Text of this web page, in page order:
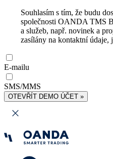
Souhlasím s tím, že budu
společnosti OANDA TMS
a služeb, např. novinek a
zasílány na kontaktní údaje,
E-mailu
SMS/MMS
OTEVŘÍT DEMO ÚČET »